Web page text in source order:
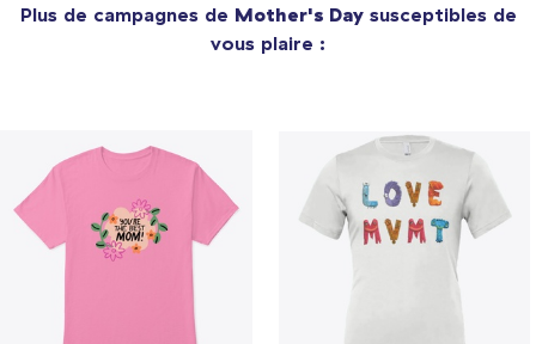
Plus de campagnes de Mother's Daysusceptibles de
vous plaire :